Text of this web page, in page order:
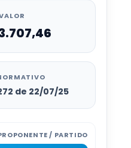
de 22/07/25
/ PARTIDO